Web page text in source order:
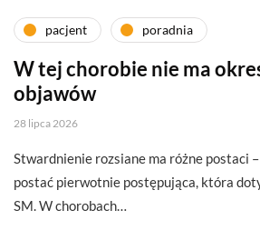
pacjent poradnia
W tej chorobie nie ma
objawów
28 lipca 2026
Stwardnienie rozsiane ma różne postaci
postać pierwotnie postępująca, która
SM. W chorobach…